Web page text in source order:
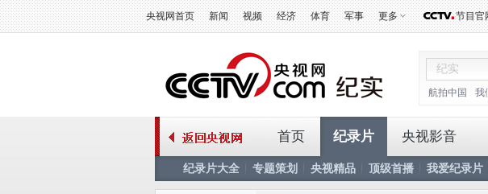
央视网首页 新闻 视频 经济 体育 军事 更多 节目官
航拍中国 我
首页 纪录片
纪录片大全 专题策划 央视精品 顶级首播 我爱纪录片
央视影音